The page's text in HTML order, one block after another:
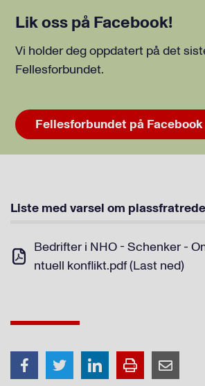
Lik oss på Facebook!
Vi holder deg oppdatert på det
Fellesforbundet.
Fellesforbundet på Facebook
Liste med varsel om
Bedrifter i NHO - Schenker -
ntuell konflikt.pdf (Last ned)